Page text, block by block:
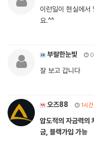
이런일이 현실에서
요.^^
부랄한눈빛
잘 보고 갑니다
오즈88 1시
압도적의 자금력의
금, 블랙가입 가능